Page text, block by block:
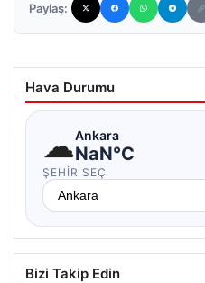
Paylaş:
Hava Durumu
☁Ankara
NaN°C
ŞEHIR SEÇ
Bizi Takip Edin